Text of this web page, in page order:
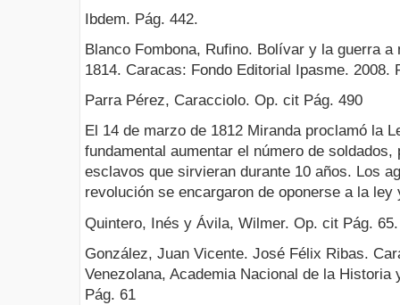
Ibdem. Pág. 442.
Blanco Fombona, Rufino. Bolívar y la guerra
1814. Caracas: Fondo Editorial Ipasme. 2008.
Parra Pérez, Caracciolo. Op. cit Pág. 490
El 14 de marzo de 1812 Miranda proclamó la
fundamental aumentar el número de
esclavos que sirvieran durante 10 años. Los
revolución se encargaron de oponerse a la
Quintero, Inés y Ávila, Wilmer. Op. cit Pág. 65.
González, Juan Vicente. José Félix Ribas.
Venezolana, Academia Nacional de la
Pág. 61